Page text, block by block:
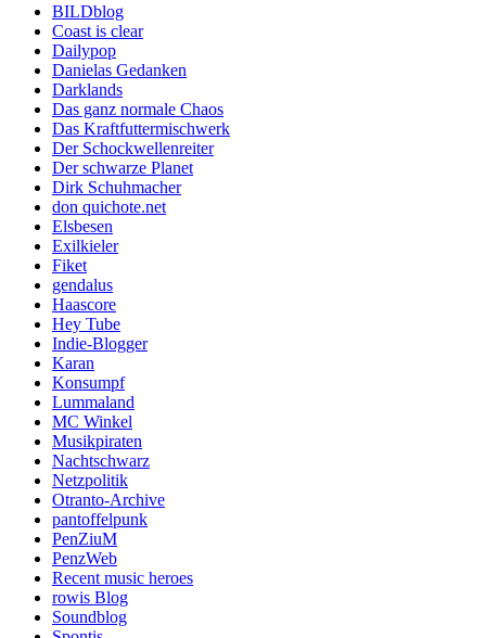
BILDblog
Coast is clear
Dailypop
Danielas Gedanken
Darklands
Das ganz normale Chaos
Das Kraftfuttermischwerk
Der Schockwellenreiter
Der schwarze Planet
Dirk Schuhmacher
don quichote.net
Elsbesen
Exilkieler
Fiket
gendalus
Haascore
Hey Tube
Indie-Blogger
Karan
Konsumpf
Lummaland
MC Winkel
Musikpiraten
Nachtschwarz
Netzpolitik
Otranto-Archive
pantoffelpunk
PenZiuM
PenzWeb
Recent music heroes
rowis Blog
Soundblog